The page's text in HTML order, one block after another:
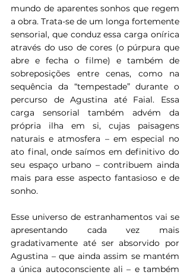
mundo de aparentes sonhos que regem
a obra. Trata-se de um longa fortemente
sensorial, que conduz essa carga onírica
através do uso de cores (o púrpura que
abre e fecha o filme) e também de
sobreposições entre cenas, como na
sequência da “tempestade” durante o
percurso de Agustina até Faial. Essa
carga sensorial também advém da
própria ilha em si, cujas paisagens
naturais e atmosfera – em especial no
ato final, onde saímos em definitivo do
seu espaço urbano – contribuem ainda
mais para esse aspecto fantasioso e de
sonho.
Esse universo de estranhamentos vai se
apresentando cada vez mais
gradativamente até ser absorvido por
Agustina – que ainda assim se mantém
a única autoconsciente ali – e também